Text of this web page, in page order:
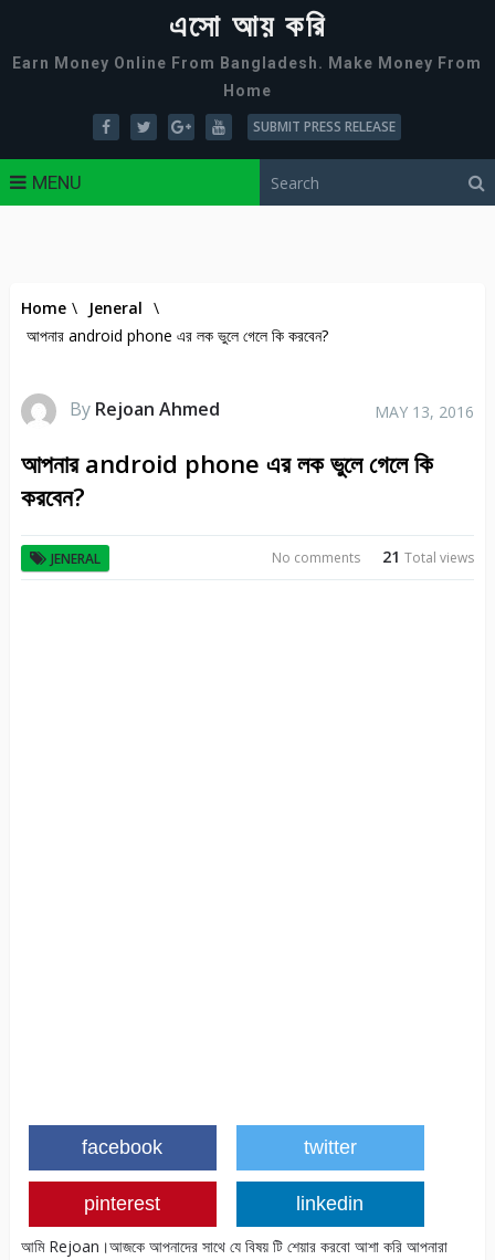
এসো আয় করি
Earn Money Online From Bangladesh. Make Money From
Home
SUBMIT PRESS RELEASE
MENU
Home \ Jeneral \
আপনার android phone এর লক ভুলে গেলে কি করবেন?
By Rejoan Ahmed MAY 13, 2016
আপনার android phone এর লক ভুলে গেলে কি
করবেন?
JENERAL 21Total views
No comments
facebook twitter
pinterest linkedin
আমি Rejoan।আজকে আপনাদের সাথে যে বিষয় টি শেয়ার করবো আশা করি আপনারা